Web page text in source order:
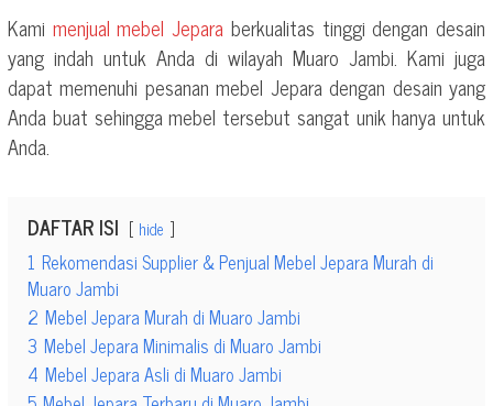
Kami menjual mebel Jepara berkualitas tinggi dengan desain
yang indah untuk Anda di wilayah Muaro Jambi. Kami juga
dapat memenuhi pesanan mebel Jepara dengan desain yang
Anda buat sehingga mebel tersebut sangat unik hanya untuk
Anda.
DAFTAR ISI hide
1 Rekomendasi Supplier & Penjual Mebel Jepara Murah di
Muaro Jambi
2 Mebel Jepara Murah di Muaro Jambi
3 Mebel Jepara Minimalis di Muaro Jambi
4 Mebel Jepara Asli di Muaro Jambi